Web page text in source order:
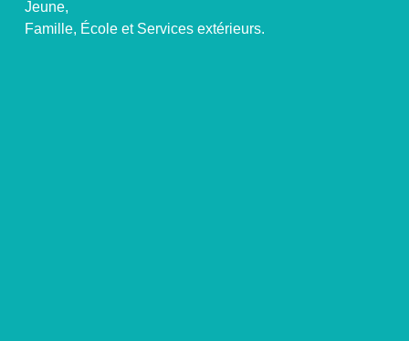
Jeune,
Famille, École et Services extérieurs.